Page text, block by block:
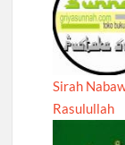
Sirah
Rasulullah